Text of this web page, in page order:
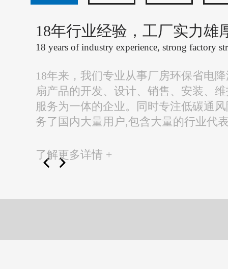
18年行业经验，工厂实力雄
18 years of industry experience, strong factory
18年来，我们专业从事厂房环保省电
扇产品的开发、设计、销售、安装、
服务为一体的企业。同时专注低碳通
务了国内大量用户,包含大量的行业代
了解更多详情 +